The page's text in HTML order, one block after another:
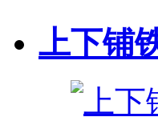
上下铺